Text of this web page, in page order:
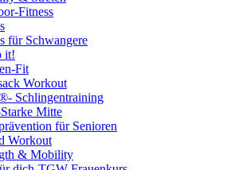
Fitness
für Schwangere
it!
Fit
Workout
Schlingentraining
Mitte
für Senioren
Workout
& Mobility